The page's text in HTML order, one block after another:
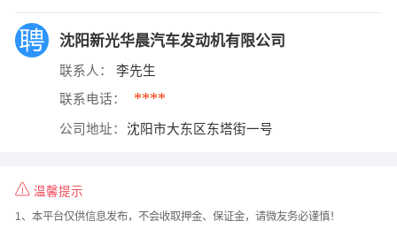
沈阳新光华晨汽车发动机有限公司
联系人： 李先生
联系电话： ****
公司地址： 沈阳市大东区东塔街一号
温馨提示
1、本平台仅供信息发布，不会收取押金、保证金，请微友务必谨慎！